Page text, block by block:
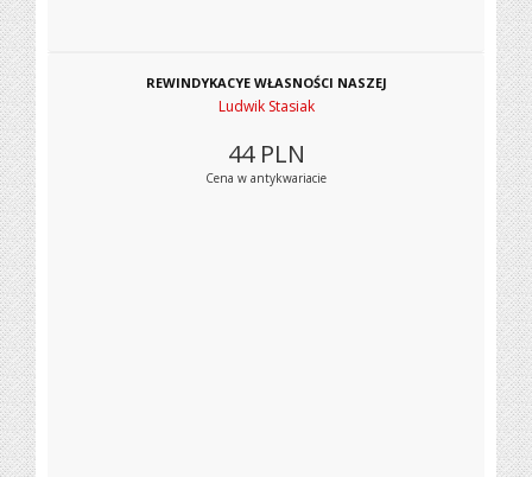
REWINDYKACYE WŁASNOŚCI NASZEJ
Ludwik Stasiak
44 PLN
Cena w antykwariacie